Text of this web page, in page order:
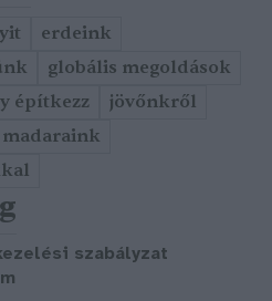
erdeink
globális megoldások
építkezz
jövőnkről
madaraink
szabályzat